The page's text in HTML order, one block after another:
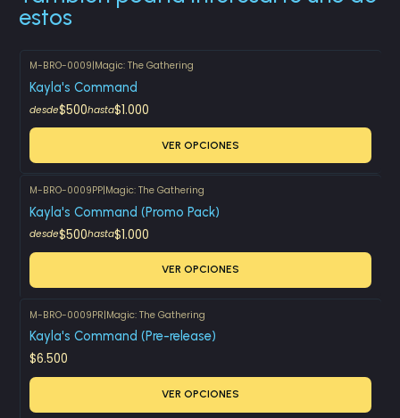
estos
M-BRO-0009|Magic: The Gathering
Kayla's Command
desde$500hasta$1.000
VER OPCIONES
M-BRO-0009PP|Magic: The Gathering
Kayla's Command (Promo Pack)
desde$500hasta$1.000
VER OPCIONES
M-BRO-0009PR|Magic: The Gathering
Kayla's Command (Pre-release)
$6.500
VER OPCIONES